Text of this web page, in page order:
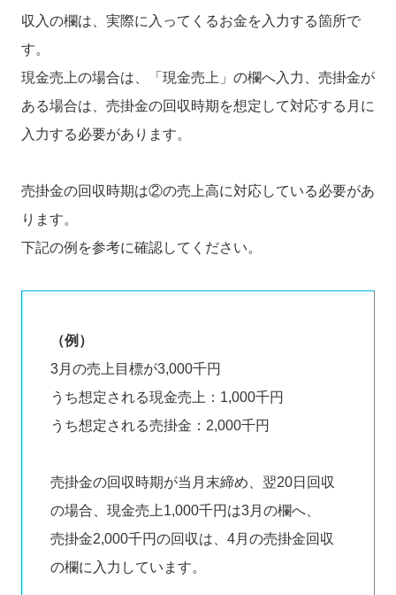
収入の欄は、実際に入ってくるお金を入力する箇所で
す。
現金売上の場合は、「現金売上」の欄へ入力、売掛金が
ある場合は、売掛金の回収時期を想定して対応する月に
入力する必要があります。
売掛金の回収時期は②の売上高に対応している必要があ
ります。
下記の例を参考に確認してください。
（例）
3月の売上目標が3,000千円
うち想定される現金売上：1,000千円
うち想定される売掛金：2,000千円
売掛金の回収時期が当月末締め、翌20日回収
の場合、現金売上1,000千円は3月の欄へ、
売掛金2,000千円の回収は、4月の売掛金回収
の欄に入力しています。